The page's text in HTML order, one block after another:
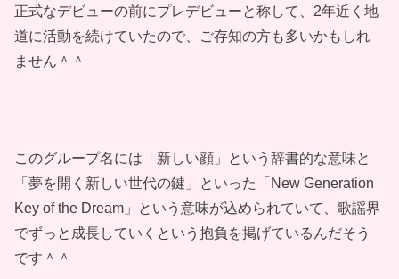
正式なデビューの前にプレデビューと称して、2年近く地
道に活動を続けていたので、ご存知の方も多いかもしれ
ません＾＾
このグループ名には「新しい顔」という辞書的な意味と
「夢を開く新しい世代の鍵」といった「New Generation
Key of the Dream」という意味が込められていて、歌謡界
でずっと成長していくという抱負を掲げているんだそう
です＾＾